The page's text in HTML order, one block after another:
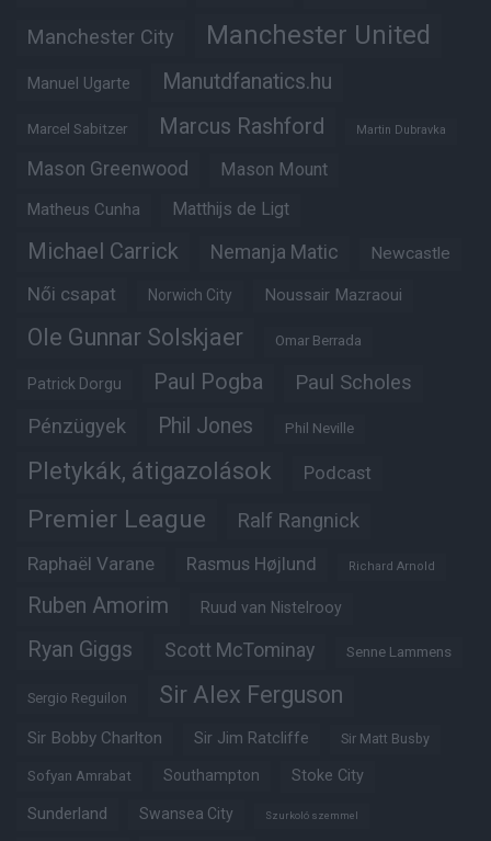
Manchester City Manchester United
Manuel Ugarte Manutdfanatics.hu
Marcel Sabitzer Marcus Rashford Martin Dubravka
Mason Greenwood Mason Mount
Matheus Cunha Matthijs de Ligt
Michael Carrick Nemanja Matic Newcastle
Női csapat Norwich City Noussair Mazraoui
Ole Gunnar Solskjaer Omar Berrada
Patrick Dorgu Paul Pogba Paul Scholes
Pénzügyek Phil Jones Phil Neville
Pletykák, átigazolások Podcast
Premier League Ralf Rangnick
Raphaël Varane Rasmus Højlund Richard Arnold
Ruben Amorim Ruud van Nistelrooy
Ryan Giggs Scott McTominay Senne Lammens
Sergio Reguilon Sir Alex Ferguson
Sir Bobby Charlton Sir Jim Ratcliffe Sir Matt Busby
Sofyan Amrabat Southampton Stoke City
Sunderland Swansea City Szurkoló szemmel